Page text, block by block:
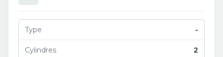
Type -
Cylindres 2